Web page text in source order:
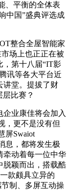
、平衡的全体表
中国”盛典评选成
整合全屋智能家
场上也正正在被
，第十八届“IT影
讯等各大平台近
讲堂。提拔了财
比赛？
业康佳将会加入
，更不是没有但
屏Swaiot
息，都将发生极
动着每一位中华
脱颖而出，搭载酷
款颇具立异的
制、多屏互动操